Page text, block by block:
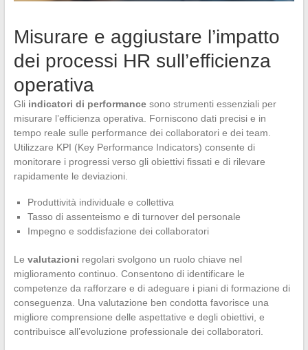
Misurare e aggiustare l’impatto
dei processi HR sull’efficienza
operativa
Gli indicatori di performancesono strumenti essenziali per
misurare l’efficienza operativa. Forniscono dati precisi e in
tempo reale sulle performance dei collaboratori e dei team.
Utilizzare KPI (Key Performance Indicators) consente di
monitorare i progressi verso gli obiettivi fissati e di rilevare
rapidamente le deviazioni.
Produttività individuale e collettiva
Tasso di assenteismo e di turnover del personale
Impegno e soddisfazione dei collaboratori
Le valutazioni regolari svolgono un ruolo chiave nel
miglioramento continuo. Consentono di identificare le
competenze da rafforzare e di adeguare i piani di formazione di
conseguenza. Una valutazione ben condotta favorisce una
migliore comprensione delle aspettative e degli obiettivi, e
contribuisce all’evoluzione professionale dei collaboratori.